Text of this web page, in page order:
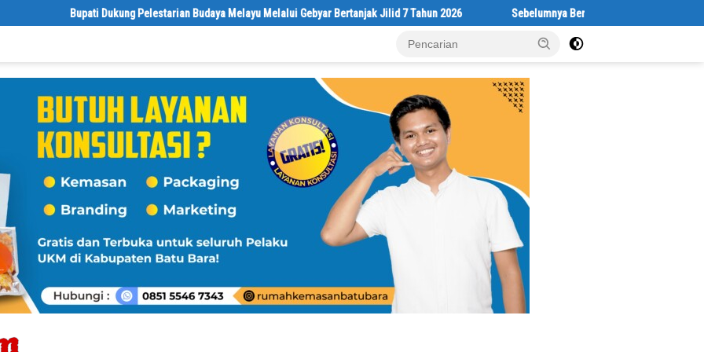
Bupati Dukung Pelestarian Budaya Melayu Melalui Gebyar Bertanjak Jilid 7 Tahun 2026 Sebelumnya Berlantaikan Tanah Beralaskan Tikar,